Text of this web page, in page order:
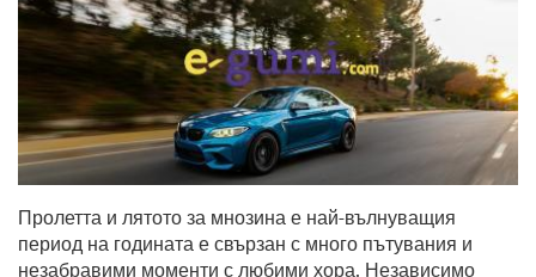
Пролетта и лятото за мнозина е най-вълнуващия
период на годината е свързан с много пътувания и
незабравими моменти с любими хора. Независимо